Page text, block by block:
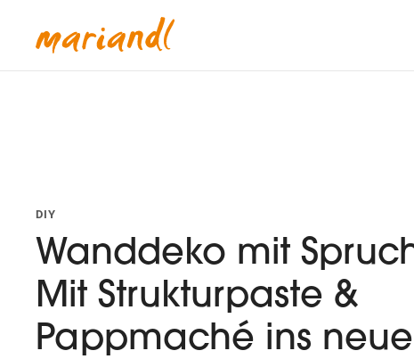
DIY
Wanddeko mit
Mit Strukturpaste &
Pappmaché ins neue